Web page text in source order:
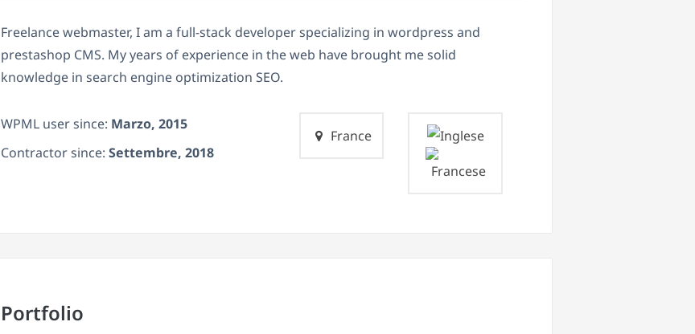
Freelance webmaster, I am a full-stack developer specializing in wordpress and
prestashop CMS. My years of experience in the web have brought me solid
knowledge in search engine optimization SEO.
WPML user since: Marzo, 2015
Contractor since: Settembre, 2018
France
Portfolio